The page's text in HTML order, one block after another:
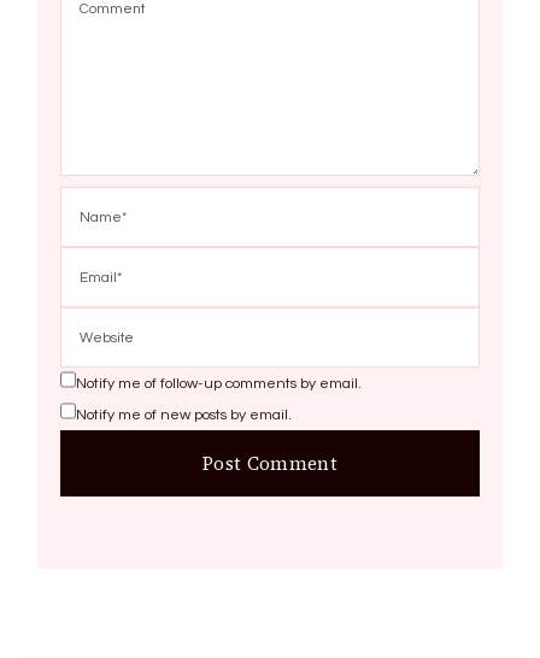
Notify me of follow-up comments by email.
Notify me of new posts by email.